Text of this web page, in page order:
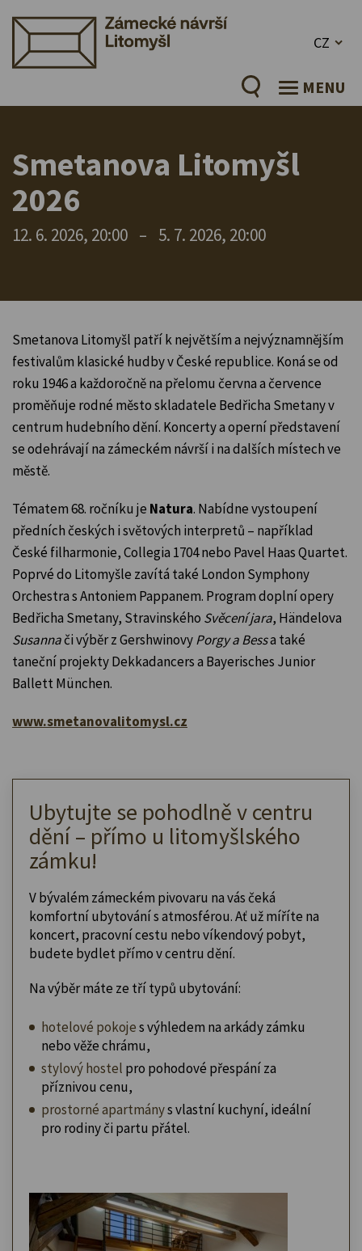
CZ
MENU
Smetanova Litomyšl
2026
12. 6. 2026, 20:00 – 5. 7. 2026, 20:00
Smetanova Litomyšl patří k největším a nejvýznamnějším
festivalům klasické hudby v České republice. Koná se od
roku 1946 a každoročně na přelomu června a července
proměňuje rodné město skladatele Bedřicha Smetany v
centrum hudebního dění. Koncerty a operní představení
se odehrávají na zámeckém návrší i na dalších místech ve
městě.
Tématem 68. ročníku je Natura. Nabídne vystoupení
předních českých i světových interpretů – například
České filharmonie, Collegia 1704 nebo Pavel Haas Quartet.
Poprvé do Litomyšle zavítá také London Symphony
Orchestra s Antoniem Pappanem. Program doplní opery
Bedřicha Smetany, Stravinského Svěcení jara, Händelova
Susannači výběr z GershwinovyPorgy a Bessa také
taneční projekty Dekkadancers a Bayerisches Junior
Ballett München.
www.smetanovalitomysl.cz
Ubytujte se pohodlně v centru
dění – přímo u litomyšlského
zámku!
V bývalém zámeckém pivovaru na vás čeká
komfortní ubytování s atmosférou. Ať už míříte na
koncert, pracovní cestu nebo víkendový pobyt,
budete bydlet přímo v centru dění.
Na výběr máte ze tří typů ubytování:
hotelové pokojes výhledem na arkády zámku
nebo věže chrámu,
stylový hostel pro pohodové přespání za
příznivou cenu,
prostorné apartmánys vlastní kuchyní, ideální
pro rodiny či partu přátel.